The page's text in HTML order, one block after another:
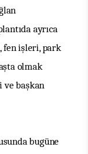
ayrıca
fen işleri, park
olmak
başkan
bugüne